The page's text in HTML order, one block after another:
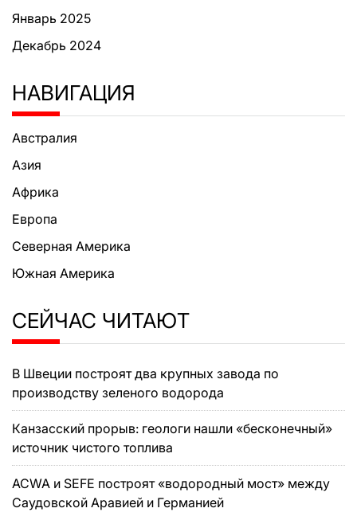
Январь 2025
Декабрь 2024
НАВИГАЦИЯ
Австралия
Азия
Африка
Европа
Северная Америка
Южная Америка
СЕЙЧАС ЧИТАЮТ
В Швеции построят два крупных завода по
производству зеленого водорода
Канзасский прорыв: геологи нашли «бесконечный»
источник чистого топлива
ACWA и SEFE построят «водородный мост» между
Саудовской Аравией и Германией